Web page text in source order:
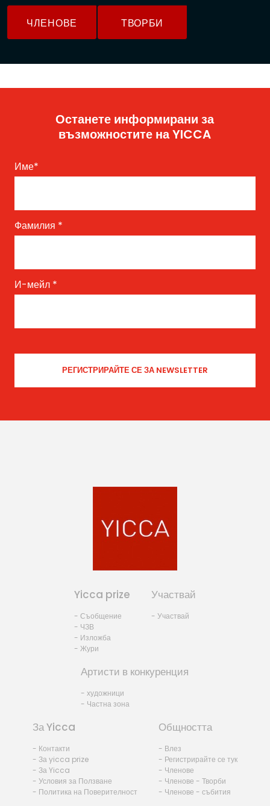
ЧЛЕНОВЕ ТВОРБИ
Останете информирани за
възможностите на YICCA
Име*
Фамилия *
И-мейл *
Yicca prize
- Съобщение
- ЧЗВ
- Изложба
- Жури
Участвай
- Участвай
Артисти в конкуренция
- художници
- Частна зона
За Yicca
- Контакти
- За yicca prize
- За Yicca
- Условия за Ползване
- Политика на Поверителност
Общността
- Влез
- Регистрирайте се тук
- Членове
- Членове - Творби
- Членове - събития